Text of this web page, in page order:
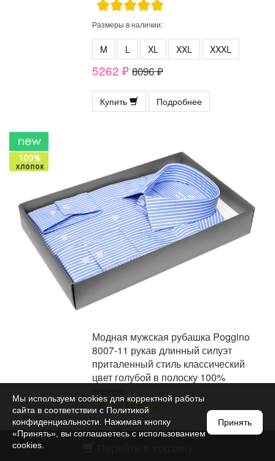
Размеры в наличии:
M L XL XXL XXXL
5262 ₽ 8096 ₽
Купить Подробнее
Модная мужская рубашка Poggino
8007-11 рукав длинный силуэт
приталенный стиль классический
цвет голубой в полоску 100%
Размеры в наличии:
Мы используем cookies для корректной работы
сайта в соответствии с Политикой
конфиденциальности . Нажимая кнопку
«Принять», вы соглашаетесь с использованием
cookies.
Принять